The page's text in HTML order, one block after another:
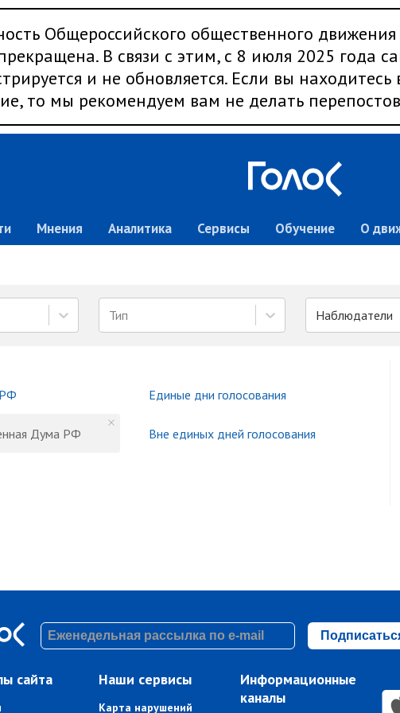
Общероссийского общественного
В связи с этим, с 8 июля 2025 года
и не обновляется. Если вы
то мы рекомендуем вам не делать перепостов
Мнения Аналитика Сервисы Обучение О
Тип Наблюдатели
Дума РФ
Единые дни голосования
Вне единых дней голосования
сайта Наши сервисы
Карта нарушений
Информационные
каналы